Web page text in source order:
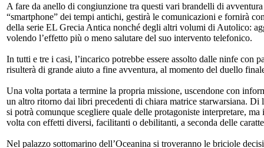
A fare da anello di congiunzione tra questi vari brandelli di
“smartphone” dei tempi antichi, gestirà le comunicazioni e fornirà
della serie EL Grecia Antica nonché degli altri volumi di Autolico:
volendo l’effetto più o meno salutare del suo intervento telefonico.
In tutti e tre i casi, l’incarico potrebbe essere assolto dalle ninfe con
risulterà di grande aiuto a fine avventura, al momento del duello
Una volta portata a termine la propria missione, uscendone con
un altro ritorno dai libri precedenti di chiara matrice starwarsiana.
si potrà comunque scegliere quale delle protagoniste interpretare,
volta con effetti diversi, facilitanti o debilitanti, a seconda delle
Nel palazzo sottomarino dell’Oceanina si troveranno le briciole